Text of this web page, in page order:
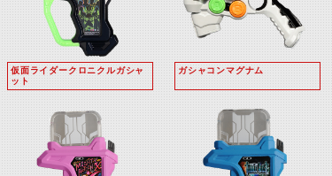
仮面ライダークロニクルガシャ
ット
ガシャコンマグナム